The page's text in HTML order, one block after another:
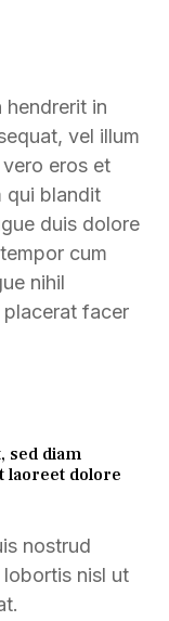
hendrerit in
vel illum
eros et
qui blandit
duis dolore
cum
nihil
facer
sed diam
dolore
nostrud
nisl ut